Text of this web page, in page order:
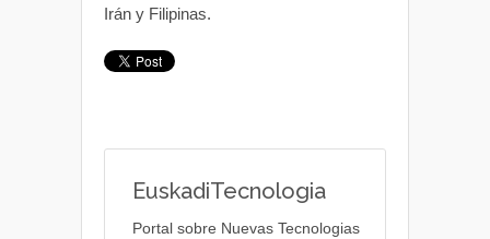
Irán y Filipinas.
EuskadiTecnologia
Portal sobre Nuevas Tecnologias